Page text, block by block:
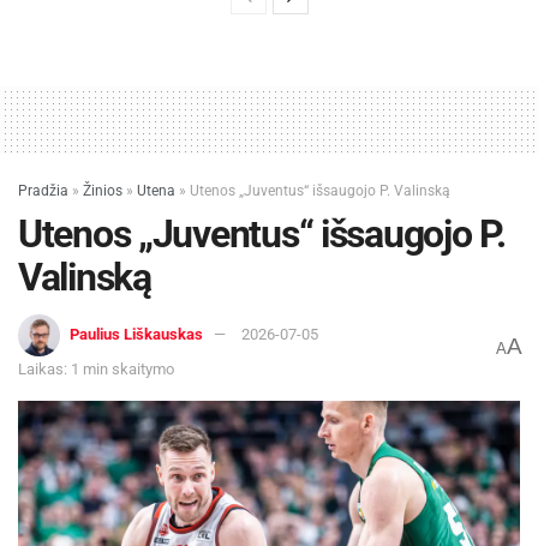
Pradžia » Žinios » Utena » Utenos „Juventus“ išsaugojo P. Valinską
Utenos „Juventus“ išsaugojo P.
Valinską
Paulius Liškauskas
2026-07-05
Laikas: 1 min skaitymo
AA